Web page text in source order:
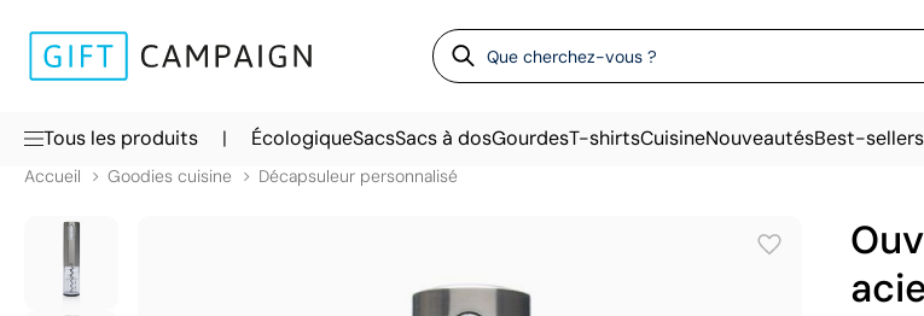
Tous les produits | ÉcologiqueSacsSacs à dosGourdesT-shirtsCuisineNouveautésBest-sellers
Accueil Goodies cuisine Décapsuleur personnalisé